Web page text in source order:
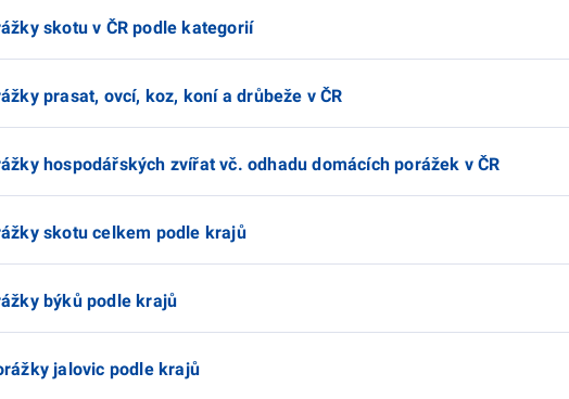
skotu v ČR podle kategorií
prasat, ovcí, koz, koní a drůbeže v ČR
hospodářských zvířat vč. odhadu domácích porážek v ČR
skotu celkem podle krajů
býků podle krajů
jalovic podle krajů